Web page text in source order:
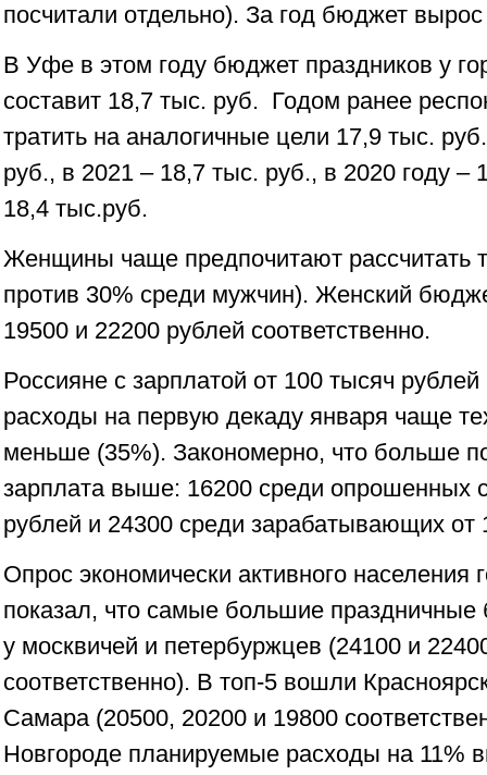
посчитали отдельно). За год бюджет
В Уфе в этом году бюджет праздников у
составит 18,7 тыс. руб. Годом ранее
тратить на аналогичные цели 17,9 тыс.
руб., в 2021 – 18,7 тыс. руб., в 2020 году –
18,4 тыс.руб.
Женщины чаще предпочитают рассчитать
против 30% среди мужчин). Женский
19500 и 22200 рублей соответственно.
Россияне с зарплатой от 100 тысяч
расходы на первую декаду января чаще
меньше (35%). Закономерно, что больше
зарплата выше: 16200 среди опрошенных
рублей и 24300 среди зарабатывающих от
Опрос экономически активного населения
показал, что самые большие
у москвичей и петербуржцев (24100 и
соответственно). В топ-5 вошли
Самара (20500, 20200 и 19800
Новгороде планируемые расходы на